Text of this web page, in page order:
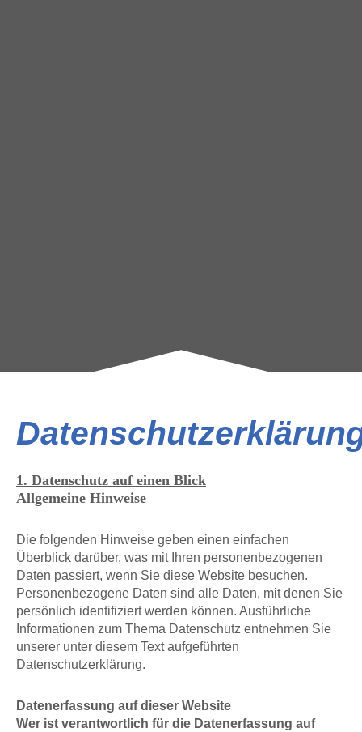
1. Datenschutz auf einen Blick
Allgemeine Hinweise
Die folgenden Hinweise geben einen einfachen
Überblick darüber, was mit Ihren personenbezogenen
Daten passiert, wenn Sie diese Website besuchen.
Personenbezogene Daten sind alle Daten, mit denen Sie
persönlich identifiziert werden können. Ausführliche
Informationen zum Thema Datenschutz entnehmen Sie
unserer unter diesem Text aufgeführten
Datenschutzerklärung.
Datenerfassung auf dieser Website
Wer ist verantwortlich für die Datenerfassung auf